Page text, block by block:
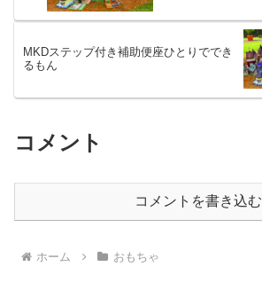
MKDステップ付き補助便座ひとりででき
るもん
コメント
コメントを書き込む
ホーム おもちゃ